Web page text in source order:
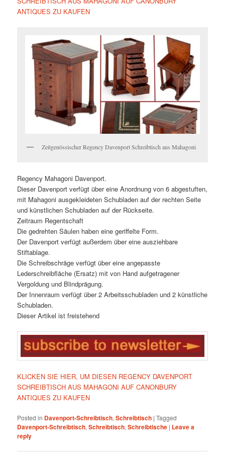
ANTIQUES ZU KAUFEN
Zeitgenössischer Regency Davenport Schreibtisch aus Mahagoni
Regency Mahagoni Davenport.
Dieser Davenport verfügt über eine Anordnung von 6 abgestuften,
mit Mahagoni ausgekleideten Schubladen auf der rechten Seite
und künstlichen Schubladen auf der Rückseite.
Zeitraum Regentschaft
Die gedrehten Säulen haben eine geriffelte Form.
Der Davenport verfügt außerdem über eine ausziehbare
Stiftablage.
Die Schreibschräge verfügt über eine angepasste
Lederschreibfläche (Ersatz) mit von Hand aufgetragener
Vergoldung und Blindprägung.
Der Innenraum verfügt über 2 Arbeitsschubladen und 2 künstliche
Schubladen.
Dieser Artikel ist freistehend
KLICKEN SIE HIER, UM DIESEN REGENCY DAVENPORT
SCHREIBTISCH AUS MAHAGONI AUF CANONBURY
ANTIQUES ZU KAUFEN
Posted in Davenport-Schreibtisch,Schreibtisch |Tagged
Davenport-Schreibtisch,Schreibtisch,Schreibtische | Leave a
reply